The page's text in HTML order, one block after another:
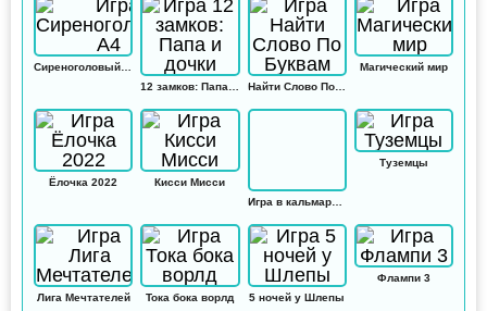
Найти Слово По Буквам
Магический мир
Ёлочка 2022
Кисси Мисси
Игра в кальмара: Амонг ас
Туземцы
Лига Мечтателей Тока бока ворлд 5 ночей у Шлепы
Флампи 3